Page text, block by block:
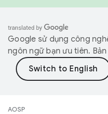
Google sử dụng công
ngôn ngữ bạn ưu tiên.
AOSP